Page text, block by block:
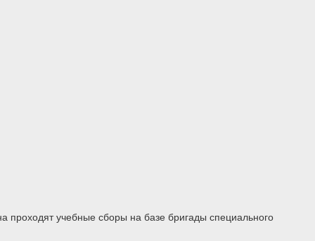
проходят учебные сборы на базе бригады специального